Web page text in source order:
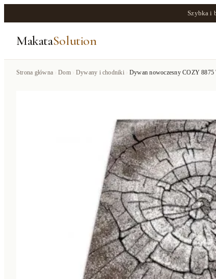
Szybka i
MakataSolution
Strona główna Dom Dywany i chodniki Dywan nowoczesny COZY